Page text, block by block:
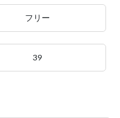
フリー
39